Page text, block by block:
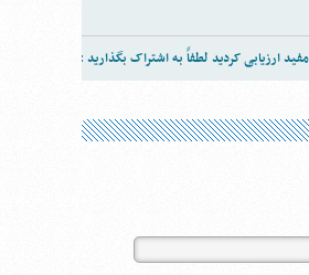
ارزیابی کردید لطفاً به اشتراک بگذارید :